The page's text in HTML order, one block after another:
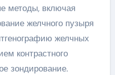
методы, включая
желчного пузыря
желчных
контрастного
зондирование.